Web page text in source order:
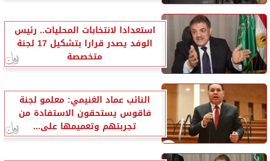
استعدادا لانتخابات المحليات.. رئيس
الوفد يصدر قرارا بتشكيل 17 لجنة
متخصصة
النائب عماد الغنيمي: معلمو لجنة
فاقوس يستحقون الاستفادة من
تجربتهم وتعميمها على...